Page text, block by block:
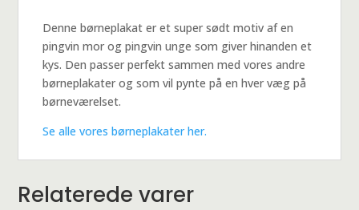
Denne børneplakat er et super sødt motiv af en
pingvin mor og pingvin unge som giver hinanden et
kys. Den passer perfekt sammen med vores andre
børneplakater og som vil pynte på en hver væg på
børneværelset.
Se alle vores børneplakater her.
Relaterede varer